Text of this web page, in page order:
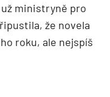
ministryně pro
že novela
roku, ale nejspíš